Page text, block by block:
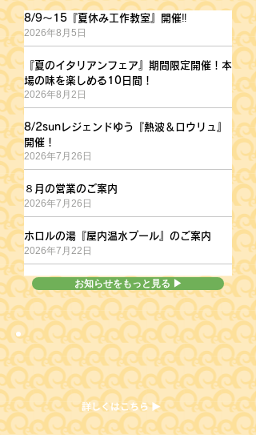
8/9～15『夏休み工作教室』開催‼
8/9～15『夏休み工作教室』開催‼
2026年8月5日
『夏のイタリアンフェア』期間限定開催！本
場の味を楽しめる10日間！
『夏のイタリアンフェア』期間限定開催！本場の味を楽しめる10日間！
2026年8月2日
8/2sunレジェンドゆう『熱波＆ロウリュ』
開催！
2026年7月26日
８月の営業のご案内
８月の営業のご案内
2026年7月26日
ホロルの湯『屋内温水プール』のご案内
ホロルの湯『屋内温水プール』のご案内
2026年7月22日
お知らせをもっと見る ▶
詳しくはこちら ▶